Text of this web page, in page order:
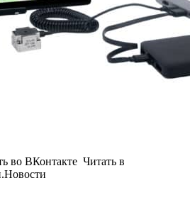
во ВКонтакте Читать в